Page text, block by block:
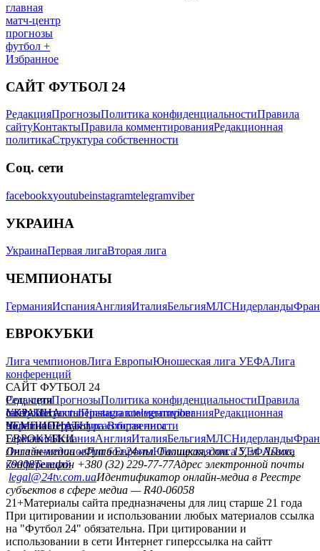
главная
матч-центр
прогнозы
футбол +
Избранное
САЙТ ФУТБОЛ 24
РедакцияПрогнозыПолитика конфиденциальностиПравила
сайтуКонтактыПравила комментированияРедакционная
политикаСтруктура собственности
Соц. сети
facebookxyoutubeinstagramtelegramviber
УКРАИНА
УкраинаПервая лигаВторая лига
ЧЕМПИОНАТЫ
ГерманияИспанияАнглияИталияБельгияМЛСНидерланды
ЕВРОКУБКИ
Лига чемпионовЛига ЕвропыЮношеская лига УЕФАЛига
конференций
САЙТ ФУТБОЛ 24
РедакцияПрогнозыПолитика конфиденциальностиПравила
сайтуКонтактыПравила комментированияРедакционная
политикаСтруктура собственности
Соц. сети
facebookxyoutubeinstagramtelegramviber
УКРАИНА
УкраинаПервая лигаВторая лига
ЧЕМПИОНАТЫ
ГерманияИспанияАнглияИталияБельгияМЛСНидерланды
ЕВРОКУБКИ
Лига чемпионовЛига ЕвропыЮношеская лига УЕФАЛига
конференций
Онлайн-медиа «Футбол 24»пл. Галицкая, дом. 15, м. Львов,
79008Телефон +380 (32) 229-77-77Адрес электронной почты
legal@24tv.com.uaИдентификатор онлайн-медиа в Реестре
субъектов в сфере медиа — R40-06058
21+Материалы сайта предназначены для лиц старше 21 года
При цитировании и использовании любых материалов ссылка
на "Футбол 24" обязательна. При цитировании и
использовании в сети Интернет гиперссылка на сайтт